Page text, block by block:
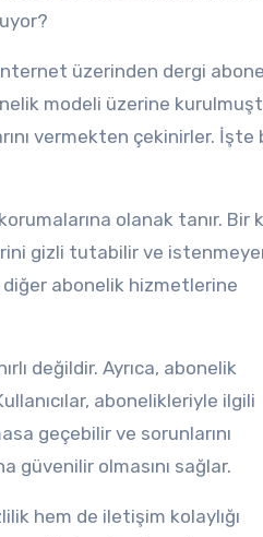
üzerinden dergi
modeli üzerine
vermekten çekinirler. İşte
olanak tanır. Bir
gizli tutabilir ve
diğer abonelik hizmetlerine
değildir. Ayrıca, abonelik
abonelikleriyle ilgili
geçebilir ve sorunlarını
güvenilir olmasını sağlar.
hem de iletişim kolaylığı